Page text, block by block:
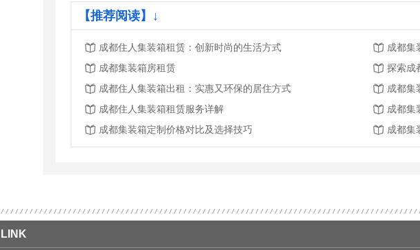
【推荐阅读】↓
成都住人集装箱租赁：创新时尚的生活方式
成都集
成都集装箱房租赁
探索成
成都住人集装箱出租：实惠又环保的居住方式
成都集
成都住人集装箱租赁服务详解
成都集
成都集装箱定制价格对比及选择技巧
成都集
LINK